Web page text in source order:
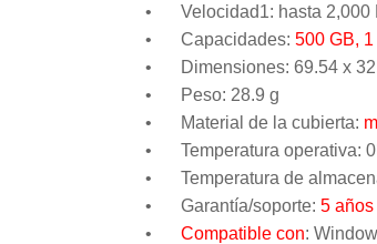
•
Velocidad1: hasta 2,000
•
Capacidades: 500 GB,
•
Dimensiones: 69.54 x
•
Peso: 28.9 g
•
Material de la cubierta:
•
Temperatura operativa:
•
Temperatura de
•
Garantía/soporte: 5
•
Compatible con: